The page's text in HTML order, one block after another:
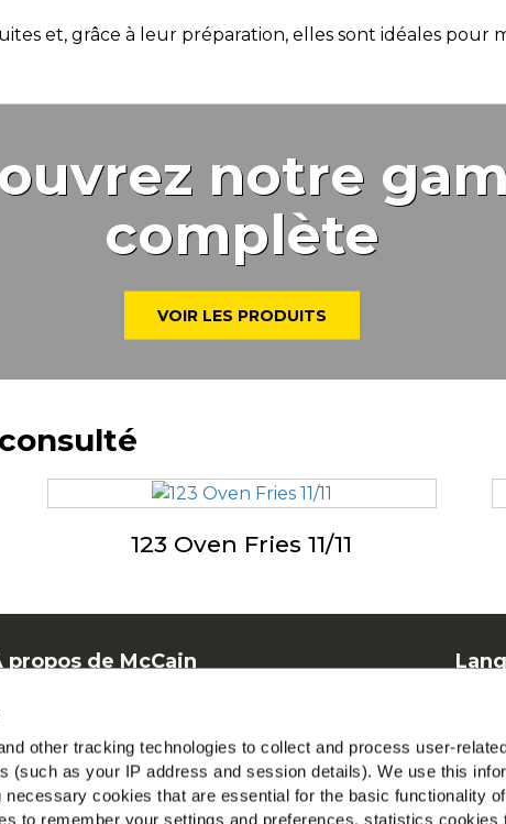
other tracking technologies to collect and process user-
(such as your IP address and session details). We use this
cookies that are essential for the basic functionality
to remember your settings and preferences, statistics cookies
et, grâce à leur préparation, elles sont idéales pour
notre
complète
VOIR LES PRODUITS
123 Oven Fries 11/11
propos de McCain